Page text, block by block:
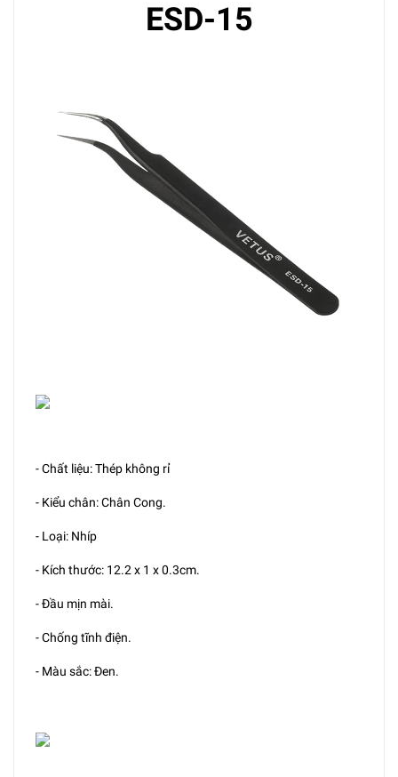
ESD-15
- Chất liệu: Thép không rỉ
- Kiểu chân: Chân Cong.
- Loại: Nhíp
- Kích thước: 12.2 x 1 x 0.3cm.
- Đầu mịn mài.
- Chống tĩnh điện.
- Màu sắc: Đen.